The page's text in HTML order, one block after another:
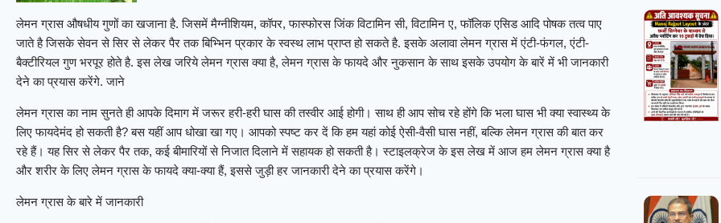
लेमन ग्रास औषधीय गुणों का खजाना है. जिसमें मैग्नीशियम, कॉपर, फास्फोरस जिंक विटामिन सी, विटामिन ए, फॉलिक एसिड आदि पोषक तत्व पाए
जाते है जिसके सेवन से सिर से लेकर पैर तक बिभ्भिन प्रकार के स्वस्थ लाभ प्राप्त हो सकते है. इसके अलावा लेमन ग्रास में एंटी-फंगल, एंटी-
बैक्टीरियल गुण भरपूर होते है. इस लेख जरिये लेमन ग्रास क्या है, लेमन ग्रास के फायदे और नुकसान के साथ इसके उपयोग के बारें में भी जानकारी
देने का प्रयास करेंगे. जाने
लेमन ग्रास का नाम सुनते ही आपके दिमाग में जरूर हरी-हरी घास की तस्वीर आई होगी। साथ ही आप सोच रहे होंगे कि भला घास भी क्या स्वास्थ्य के
लिए फायदेमंद हो सकती है? बस यहीं आप धोखा खा गए। आपको स्पष्ट कर दें कि हम यहां कोई ऐसी-वैसी घास नहीं, बल्कि लेमन ग्रास की बात कर
रहे हैं। यह सिर से लेकर पैर तक, कई बीमारियों से निजात दिलाने में सहायक हो सकती है। स्टाइलक्रेज के इस लेख में आज हम लेमन ग्रास क्या है
और शरीर के लिए लेमन ग्रास के फायदे क्या-क्या हैं, इससे जुड़ी हर जानकारी देने का प्रयास करेंगे।
लेमन ग्रास के बारे में जानकारी